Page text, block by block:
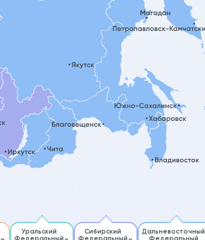
Уральский
Федеральный
Сибирский
Федеральный
Дальневосточный
Федеральный